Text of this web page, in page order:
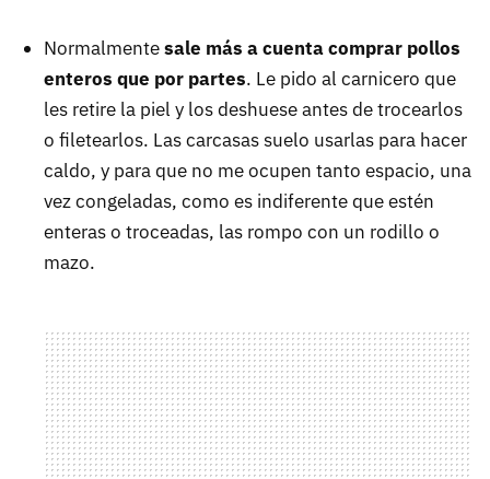
Normalmentesale más a cuenta comprar pollos
enteros que por partes. Le pido al carnicero que
les retire la piel y los deshuese antes de trocearlos
o filetearlos. Las carcasas suelo usarlas para hacer
caldo, y para que no me ocupen tanto espacio, una
vez congeladas, como es indiferente que estén
enteras o troceadas, las rompo con un rodillo o
mazo.